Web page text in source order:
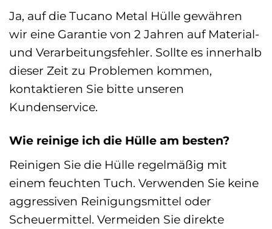
Ja, auf die Tucano Metal Hülle gewähren
wir eine Garantie von 2 Jahren auf Material-
und Verarbeitungsfehler. Sollte es innerhalb
dieser Zeit zu Problemen kommen,
kontaktieren Sie bitte unseren
Kundenservice.
Wie reinige ich die Hülle am besten?
Reinigen Sie die Hülle regelmäßig mit
einem feuchten Tuch. Verwenden Sie keine
aggressiven Reinigungsmittel oder
Scheuermittel. Vermeiden Sie direkte